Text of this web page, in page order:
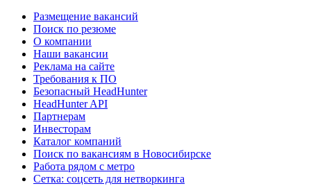
Размещение вакансий
Поиск по резюме
О компании
Наши вакансии
Реклама на сайте
Требования к ПО
Безопасный HeadHunter
HeadHunter API
Партнерам
Инвесторам
Каталог компаний
Поиск по вакансиям в Новосибирске
Работа рядом с метро
Сетка: соцсеть для нетворкинга